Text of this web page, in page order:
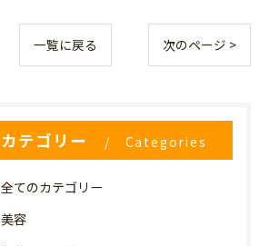
一覧に戻る 次のページ >
カテゴリー Categories
全てのカテゴリー
美容